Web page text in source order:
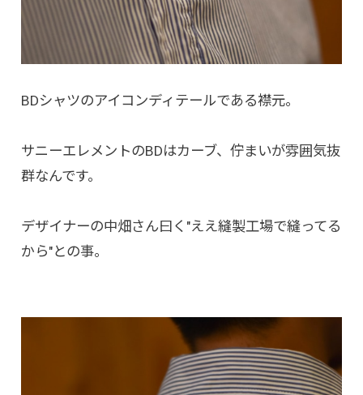
BDシャツのアイコンディテールである襟元。
サニーエレメントのBDはカーブ、佇まいが雰囲気抜
群なんです。
デザイナーの中畑さん曰く"ええ縫製工場で縫ってる
から"との事。